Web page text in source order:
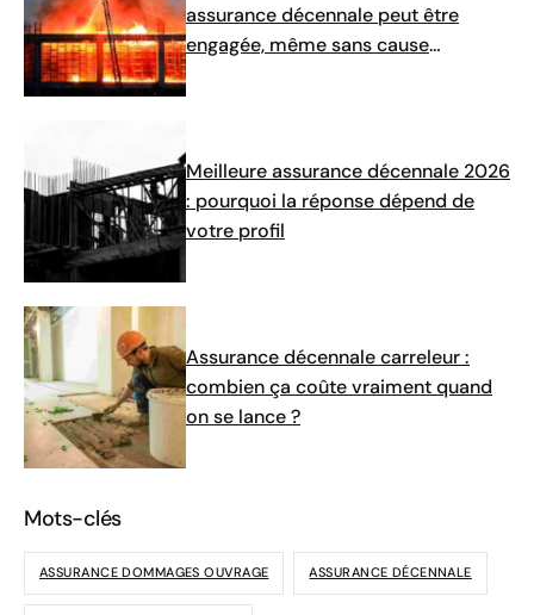
assurance décennale peut être
engagée, même sans cause
Meilleure assurance décennale 2026
: pourquoi la réponse dépend de
votre profil
Assurance décennale carreleur :
combien ça coûte vraiment quand
on se lance ?
Mots-clés
ASSURANCE DOMMAGES OUVRAGE ASSURANCE DÉCENNALE